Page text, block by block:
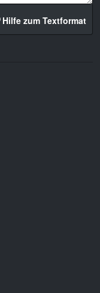
Hilfe zum Textformat